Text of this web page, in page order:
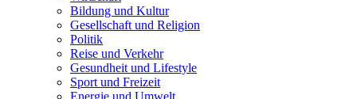
Bildung und Kultur
Gesellschaft und Religion
Politik
Reise und Verkehr
Gesundheit und Lifestyle
Sport und Freizeit
Energie und Umwelt